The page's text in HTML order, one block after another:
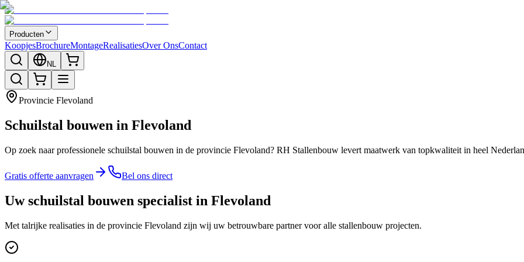
Producten
KoopjesBrochureMontageRealisatiesOver OnsContact
NL
Provincie Flevoland
Schuilstal bouwen in Flevoland
Op zoek naar professionele schuilstal bouwen in de provincie Flevoland? RH Stallenbouw levert maatwerk van topkwaliteit in heel
Gratis offerte aanvragen Bel ons direct
Uw schuilstal bouwen specialist in Flevoland
Met talrijke realisaties in de provincie Flevoland zijn wij uw betrouwbare partner voor alle stallenbouw projecten.